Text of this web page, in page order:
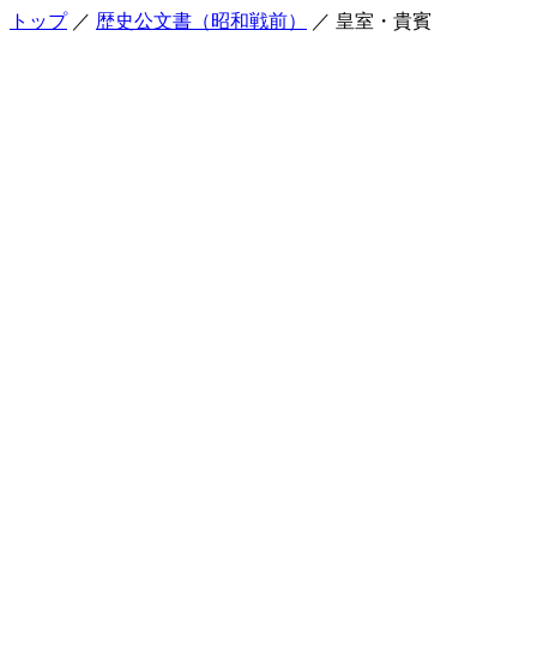
トップ ／ 歴史公文書（昭和戦前） ／ 皇室・貴賓